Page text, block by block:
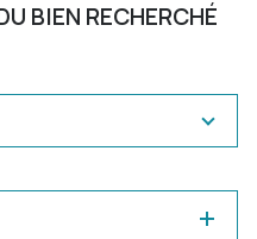
BIEN RECHERCHÉ